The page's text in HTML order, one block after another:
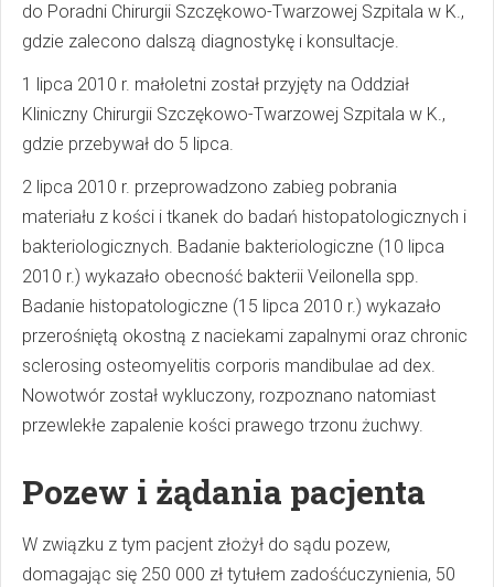
do Poradni Chirurgii Szczękowo-Twarzowej Szpitala w K.,
gdzie zalecono dalszą diagnostykę i konsultacje.
1 lipca 2010 r. małoletni został przyjęty na Oddział
Kliniczny Chirurgii Szczękowo-Twarzowej Szpitala w K.,
gdzie przebywał do 5 lipca.
2 lipca 2010 r. przeprowadzono zabieg pobrania
materiału z kości i tkanek do badań histopatologicznych i
bakteriologicznych. Badanie bakteriologiczne (10 lipca
2010 r.) wykazało obecność bakterii Veilonella spp.
Badanie histopatologiczne (15 lipca 2010 r.) wykazało
przerośniętą okostną z naciekami zapalnymi oraz chronic
sclerosing osteomyelitis corporis mandibulae ad dex.
Nowotwór został wykluczony, rozpoznano natomiast
przewlekłe zapalenie kości prawego trzonu żuchwy.
Pozew i żądania pacjenta
W związku z tym pacjent złożył do sądu pozew,
domagając się 250 000 zł tytułem zadośćuczynienia, 50